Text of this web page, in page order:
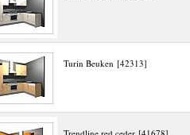
Turin Beuken [42313]